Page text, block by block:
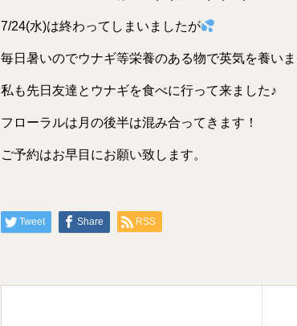
7/24(水)は終わってしまいましたが
毎日暑いのでウナギ等栄養のある物で英気を養いま
私も先日友達とウナギを食べに行って来ました♪
フローラルは月の後半は混み合ってきます！
ご予約はお早目にお願い致します。
Tweet Share RSS